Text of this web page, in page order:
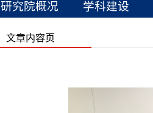
研究院概况 学科建设
文章内容页